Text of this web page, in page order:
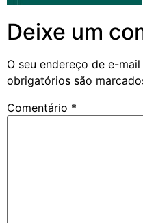
Deixe um
O seu endereço de e-
obrigatórios são
Comentário *